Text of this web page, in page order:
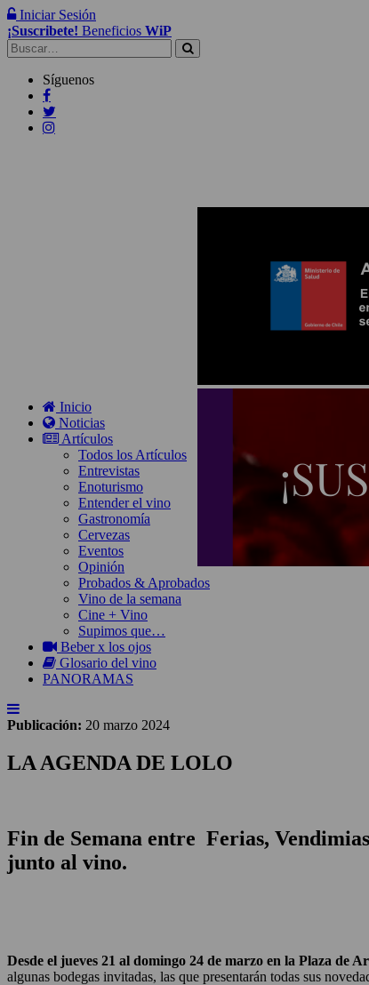
Iniciar Sesión
¡Suscribete! Beneficios WiP
Buscar:
Síguenos
Inicio
Noticias
Artículos
Todos los Artículos
Entrevistas
Enoturismo
Entender el vino
Gastronomía
Cervezas
Eventos
Opinión
Probados & Aprobados
Vino de la semana
Cine + Vino
Supimos que…
Beber x los ojos
Glosario del vino
PANORAMAS
Publicación: 20 marzo 2024
LA AGENDA DE LOLO
Fin de Semana entre Ferias,
junto al vino.
Desde el jueves 21 al domingo 24 de marzo en la Plaza de
algunas bodegas invitadas, las que presentarán todas sus